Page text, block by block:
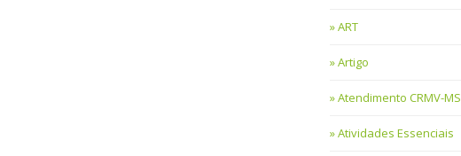
ART
Artigo
Atendimento CRMV-MS
Atividades Essenciais